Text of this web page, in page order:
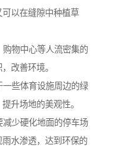
以在缝隙中种植草
物中心等人流密集的
改善环境。
些体育设施周边的绿
升场地的美观性。
少硬化地面的停车场
水渗透，达到环保的